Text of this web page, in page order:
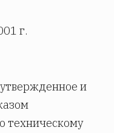
г.
и
техническому